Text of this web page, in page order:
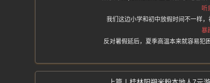
听
我们这边小学和初中放假时间不一样
暴
反对暑假延后，夏季高温本来就容易犯